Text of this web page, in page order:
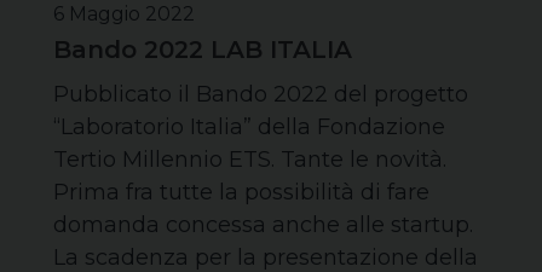
6 Maggio 2022
Bando 2022 LAB ITALIA
Pubblicato il Bando 2022 del progetto
“Laboratorio Italia” della Fondazione
Tertio Millennio ETS. Tante le novità.
Prima fra tutte la possibilità di fare
domanda concessa anche alle startup.
La scadenza per la presentazione della